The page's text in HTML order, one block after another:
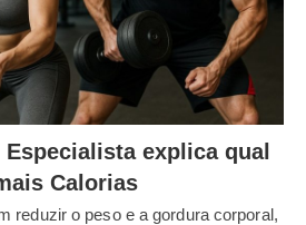
Especialista explica qual
Calorias
reduzir o peso e a gordura corporal,